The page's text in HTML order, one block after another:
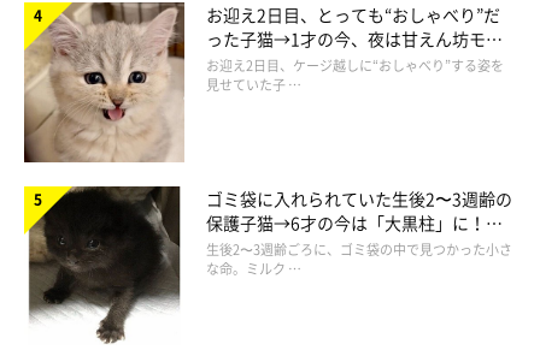
お迎え2日目、とっても“おしゃべり”だ
った子猫→1才の今、夜は甘えん坊モー
ドになるコに成長！
お迎え2日目、ケージ越しに“おしゃべり”する姿を
見せていた子 …
ゴミ袋に入れられていた生後2〜3週齢の
保護子猫→6才の今は「大黒柱」に！
美しい黒猫に成長した姿にグッとくる
生後2〜3週齢ごろに、ゴミ袋の中で見つかった小さ
な命。ミルク …